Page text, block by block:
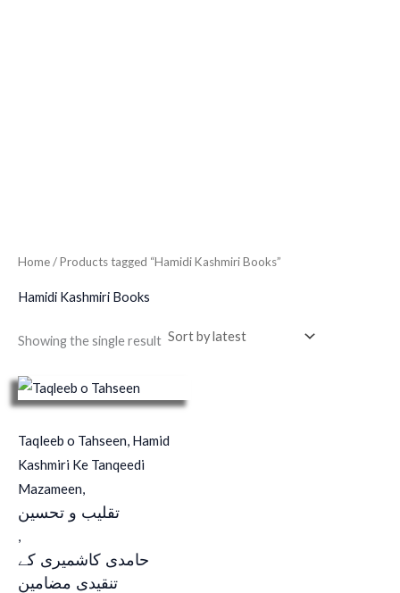
Home/ Products tagged “Hamidi Kashmiri Books”
Hamidi Kashmiri Books
Showing the single result
Taqleeb o Tahseen, Hamid
Kashmiri Ke Tanqeedi
Mazameen,
تقلیب و تحسین
,
حامدی کاشمیری کے
تنقیدی مضامین